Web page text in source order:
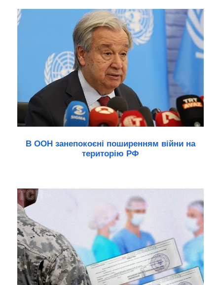
В ООН занепокоєні поширенням війни на
територію РФ